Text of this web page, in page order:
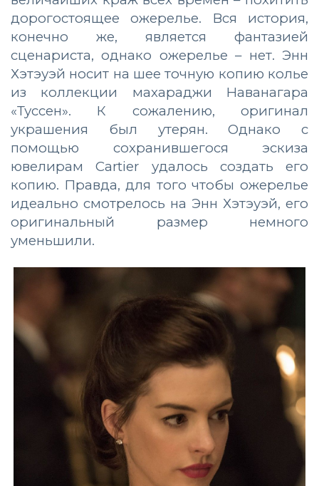
дорогостоящее ожерелье. Вся история,
конечно же, является фантазией
сценариста, однако ожерелье – нет. Энн
Хэтэуэй носит на шее точную копию колье
из коллекции махараджи Наванагара
«Туссен». К сожалению, оригинал
украшения был утерян. Однако с
помощью сохранившегося эскиза
ювелирам Cartier удалось создать его
копию. Правда, для того чтобы ожерелье
идеально смотрелось на Энн Хэтэуэй, его
оригинальный размер немного
уменьшили.